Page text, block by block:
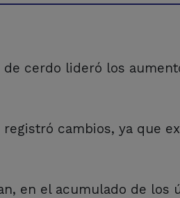
cerdo lideró los
cambios, ya que
en el acumulado de